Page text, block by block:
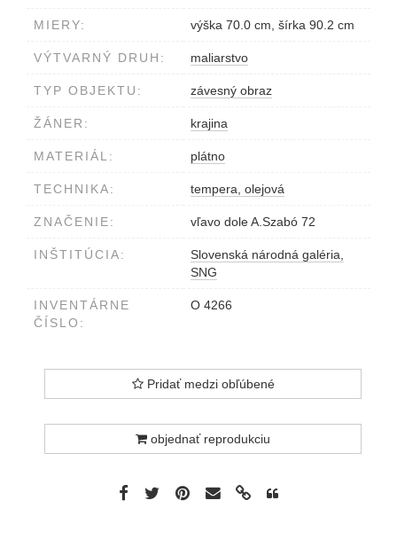
MIERY: výška 70.0 cm, šírka 90.2 cm
VÝTVARNÝ DRUH: maliarstvo
TYP OBJEKTU: závesný obraz
ŽÁNER: krajina
MATERIÁL: plátno
TECHNIKA: tempera, olejová
ZNAČENIE: vľavo dole A.Szabó 72
INŠTITÚCIA:
Slovenská národná galéria,
SNG
INVENTÁRNE
ČÍSLO:
O 4266
Pridať medzi obľúbené
objednať reprodukciu